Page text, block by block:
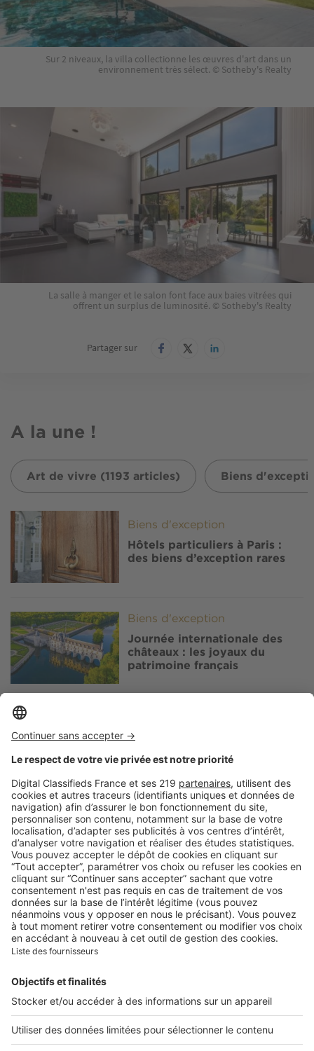
Sur 2 niveaux, la villa collectionne les œuvres d'art dans un
environnement très sélect. © Sotheby's Realty
La salle à manger et le salon font face aux baies vitrées qui
offrent un surplus de luminosité. © Sotheby's Realty
Partager sur
A la une !
Art de vivre (1193 articles) Biens
Image
Biens d'exception
Hôtels particuliers à Paris :
des biens d’exception rares
Image Biens d'exception
Journée internationale des
châteaux : les joyaux du
patrimoine français
Image
Immobilier de prestige : dix
ans de transformation du luxe
résidentiel français
Image
Biens d'exception
Paris 16e : le luxe résidentiel
qui traverse les époques
Image Biens d'exception
Les plus belles villas de luxe à